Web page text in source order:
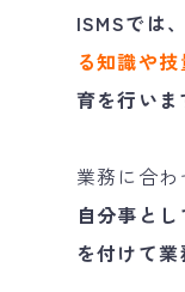
ISMSでは
る知識や
育を行いま
業務に合わ
自分事と
を付けて業